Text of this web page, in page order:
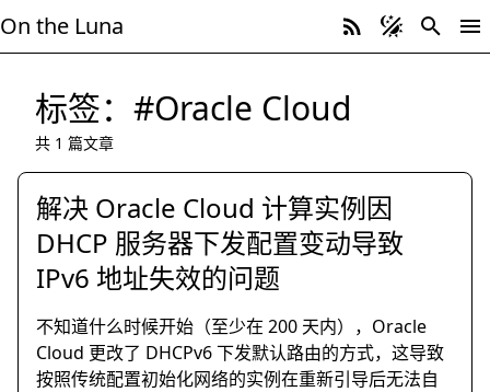
On the Luna
标签：#Oracle Cloud
共 1 篇文章
解决 Oracle Cloud 计算实例因
DHCP 服务器下发配置变动导致
IPv6 地址失效的问题
不知道什么时候开始（至少在 200 天内），Oracle
Cloud 更改了 DHCPv6 下发默认路由的方式，这导致
按照传统配置初始化网络的实例在重新引导后无法自